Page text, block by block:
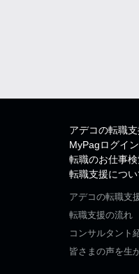
アデコの転職
MyPagログイン
転職のお仕事
転職支援につい
アデコの転職支
転職支援の流れ
コンサルタント
皆さまの声を生